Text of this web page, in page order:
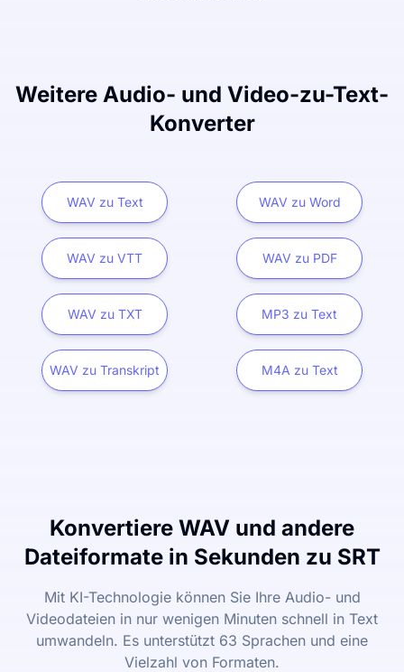
Weitere Audio- und Video-zu-Text-
Konverter
WAV zu Text WAV zu Word
WAV zu VTT WAV zu PDF
WAV zu TXT MP3 zu Text
WAV zu Transkript M4A zu Text
Konvertiere WAV und andere
Dateiformate in Sekunden zu SRT
Mit KI-Technologie können Sie Ihre Audio- und
Videodateien in nur wenigen Minuten schnell in Text
umwandeln. Es unterstützt 63 Sprachen und eine
Vielzahl von Formaten.